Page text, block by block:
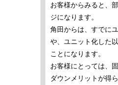
お客様からみると、
ジになります。
角田からは、すでに
や、ユニット化した
ことになります。
お客様にとっては、
ダウンメリットが得ら